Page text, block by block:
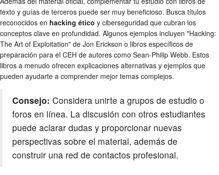
texto y guías de terceros puede ser muy beneficioso. Busca títulos
reconocidos en hacking ético y ciberseguridad que cubran los
conceptos clave en profundidad. Algunos ejemplos incluyen "Hacking:
The Art of Exploitation" de Jon Erickson o libros específicos de
preparación para el CEH de autores como Sean-Philip Webb. Estos
libros a menudo ofrecen explicaciones alternativas y ejemplos que
pueden ayudarte a comprender mejor temas complejos.
Consejo: Considera unirte a grupos de estudio o
foros en línea. La discusión con otros estudiantes
puede aclarar dudas y proporcionar nuevas
perspectivas sobre el material, además de
construir una red de contactos profesional.